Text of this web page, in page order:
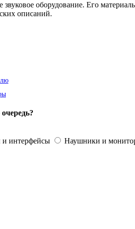
оборудование. Его
описаний.
и интерфейсы Наушники и